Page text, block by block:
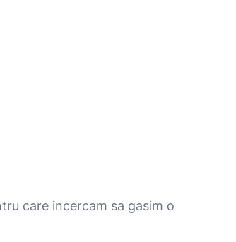
care incercam sa gasim o